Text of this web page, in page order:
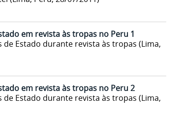
em revista às tropas no Peru 1
de Estado durante revista às tropas (Lima,
em revista às tropas no Peru 2
de Estado durante revista às tropas (Lima,